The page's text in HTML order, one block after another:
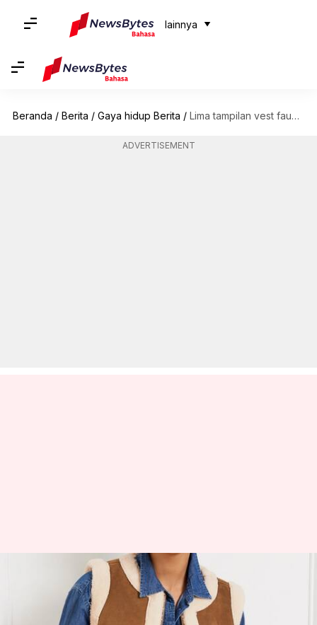
lainnya
Beranda / Berita / Gaya hidup Berita / Lima tampilan vest faux shearling untuk musim dingin India
ADVERTISEMENT
Lima tampilan vest faux
shearling untuk musim dingin
India